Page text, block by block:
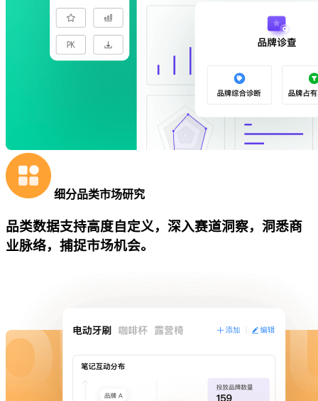
细分品类市场研究
品类数据支持高度自定义，深入赛道洞察，洞悉商
业脉络，捕捉市场机会。